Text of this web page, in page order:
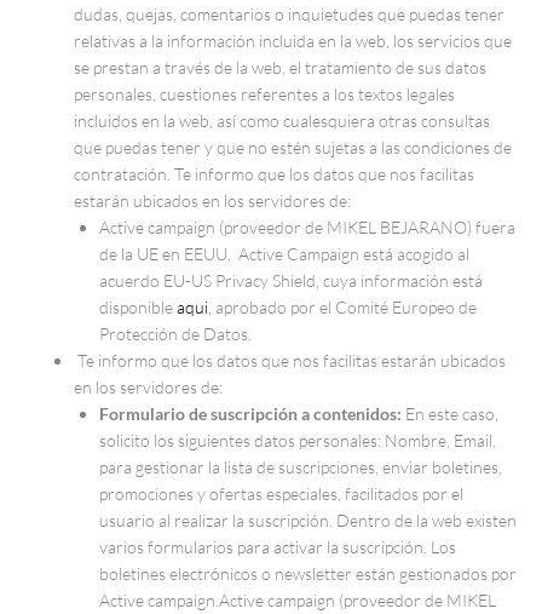
dudas, quejas, comentarios o inquietudes que puedas tener
relativas a la información incluida en la web, los servicios que
se prestan a través de la web, el tratamiento de sus datos
personales, cuestiones referentes a los textos legales
incluidos en la web, así como cualesquiera otras consultas
que puedas tener y que no estén sujetas a las condiciones de
contratación. Te informo que los datos que nos facilitas
estarán ubicados en los servidores de:
Active campaign (proveedor de MIKEL BEJARANO) fuera
de la UE en EEUU. Active Campaign está acogido al
acuerdo EU-US Privacy Shield, cuya información está
disponibleaqui, aprobado por el Comité Europeo de
Protección de Datos.
Te informo que los datos que nos facilitas estarán ubicados
en los servidores de:
Formulario de suscripción a contenidos: En este caso,
solicito los siguientes datos personales: Nombre, Email,
para gestionar la lista de suscripciones, enviar boletines,
promociones y ofertas especiales, facilitados por el
usuario al realizar la suscripción. Dentro de la web existen
varios formularios para activar la suscripción. Los
boletines electrónicos o newsletter están gestionados por
Active campaign.Active campaign (proveedor de MIKEL